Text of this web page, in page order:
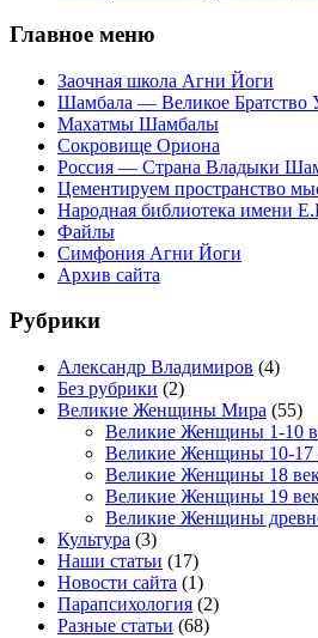
Главное меню
Заочная школа Агни Йоги
Шамбала — Великое Братство
Махатмы Шамбалы
Сокровище Ориона
Россия — Страна Владыки
Цементируем пространство
Народная библиотека имени
Файлы
Симфония Агни Йоги
Архив сайта
Рубрики
Александр Владимиров (4)
Без рубрики (2)
Великие Женщины Мира (55)
Великие Женщины 1-10
Великие Женщины 10-17
Великие Женщины 18
Великие Женщины 19
Великие Женщины
Культура (3)
Наши статьи (17)
Новости сайта (1)
Парапсихология (2)
Разные статьи (68)